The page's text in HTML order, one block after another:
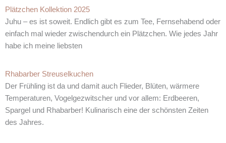
Plätzchen Kollektion 2025
Juhu – es ist soweit. Endlich gibt es zum Tee, Fernsehabend oder
einfach mal wieder zwischendurch ein Plätzchen. Wie jedes Jahr
habe ich meine liebsten
Rhabarber Streuselkuchen
Der Frühling ist da und damit auch Flieder, Blüten, wärmere
Temperaturen, Vogelgezwitscher und vor allem: Erdbeeren,
Spargel und Rhabarber! Kulinarisch eine der schönsten Zeiten
des Jahres.